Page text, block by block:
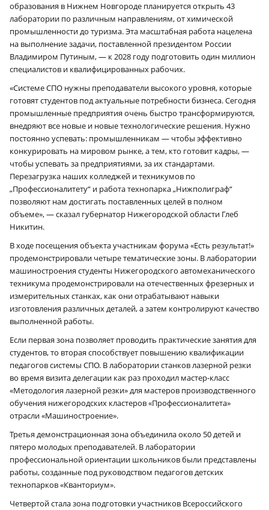
образования в Нижнем Новгороде планируется открыть 43
лаборатории по различным направлениям, от химической
промышленности до туризма. Эта масштабная работа нацелена
на выполнение задачи, поставленной президентом России
Владимиром Путиным, — к 2028 году подготовить один миллион
специалистов и квалифицированных рабочих.
«Системе СПО нужны преподаватели высокого уровня, которые
готовят студентов под актуальные потребности бизнеса. Сегодня
промышленные предприятия очень быстро трансформируются,
внедряют все новые и новые технологические решения. Нужно
постоянно успевать: промышленникам — чтобы эффективно
конкурировать на мировом рынке, а тем, кто готовит кадры, —
чтобы успевать за предприятиями, за их стандартами.
Перезагрузка наших колледжей и техникумов по
„Профессионалитету“ и работа технопарка „Нижполиграф“
позволяют нам достигать поставленных целей в полном
объеме», — сказал губернатор Нижегородской области Глеб
Никитин.
В ходе посещения объекта участникам форума «Есть результат!»
продемонстрировали четыре тематические зоны. В лаборатории
машиностроения студенты Нижегородского автомеханического
техникума продемонстрировали на отечественных фрезерных и
измерительных станках, как они отрабатывают навыки
изготовления различных деталей, а затем контролируют качество
выполненной работы.
Если первая зона позволяет проводить практические занятия для
студентов, то вторая способствует повышению квалификации
педагогов системы СПО. В лаборатории станков лазерной резки
во время визита делегации как раз проходил мастер-класс
«Методология лазерной резки» для мастеров производственного
обучения нижегородских кластеров «Профессионалитета»
отрасли «Машиностроение».
Третья демонстрационная зона объединила около 50 детей и
пятеро молодых преподавателей. В лаборатории
профессиональной ориентации школьников были представлены
работы, созданные под руководством педагогов детских
технопарков «Кванториум».
Четвертой стала зона подготовки участников Всероссийского